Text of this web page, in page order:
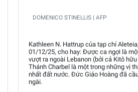
DOMENICO STINELLIS | AFP
Kathleen N. Hattrup của tạp chí
01/12/25, cho hay: Được ca ngợi là
vượt ra ngoài Lebanon (bởi cả Kitô
Thánh Charbel là một trong những vị
nhất đất nước. Đức Giáo Hoàng đã
ngài.